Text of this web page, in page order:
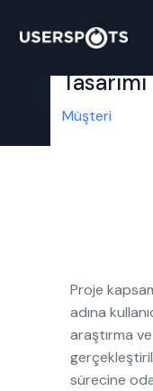
Tasarımı
Müşteri
Proje
adına
araştırma
sürecine